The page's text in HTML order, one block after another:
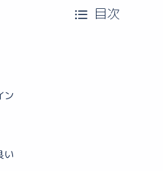
目次
ン
い